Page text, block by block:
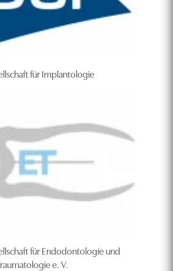
für Implantologie
für Endodontologie und
e. V.